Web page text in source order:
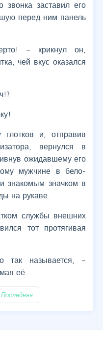
звонка заставил его
перед ним панель
– крикнул он,
чей вкус оказался
и, отправив
вернулся в
ожидавшему его
мужчине в бело-
знакомым значком в
на рукаве.
службы внешних
тот протягивая
так называется, –
её.
Последняя